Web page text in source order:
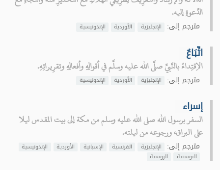
الدَّعوةِ إليه.
مترجم إلى: الإنجليزية الأوردية الإندونيسية
اتِّبَاعٌ
الاِقتِداءُ بالنَّبيِّ صلَّى الله عليه وسلَّم في أقوالِهِ وأفعالِهِ وتقرِيراتِهِ.
مترجم إلى: الإنجليزية الأوردية الإندونيسية
إسراء
السفر برسول الله صلى الله عليه وسلم من مكة إلى بيت المقدس ليلا
على البراق، ورجوعه من ليلته.
مترجم إلى: الإنجليزية الفرنسية الإسبانية الأوردية
الإندونيسية
البوسنية
الروسية